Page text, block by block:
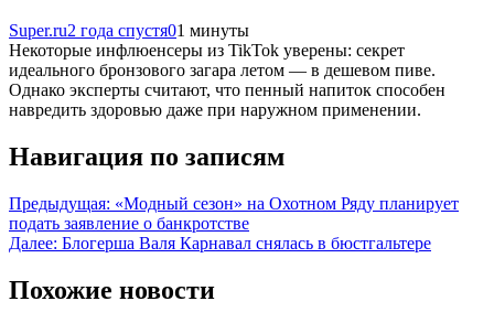
Super.ru2 года спустя01 минуты
Некоторые инфлюенсеры из TikTok уверены: секрет
идеального бронзового загара летом — в дешевом пиве.
Однако эксперты считают, что пенный напиток способен
навредить здоровью даже при наружном применении.
Навигация по записям
Предыдущая: «Модный сезон» на Охотном Ряду планирует
подать заявление о банкротстве
Далее: Блогерша Валя Карнавал снялась в бюстгальтере
Похожие новости